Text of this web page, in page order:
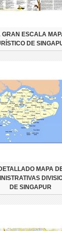
GRAN ESCALA
DE
MAPA
DE SINGAPUR